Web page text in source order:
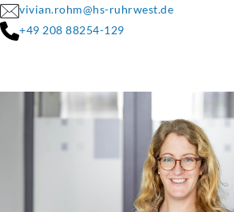
vivian.rohm@hs-ruhrwest.de
+49 208 88254-129